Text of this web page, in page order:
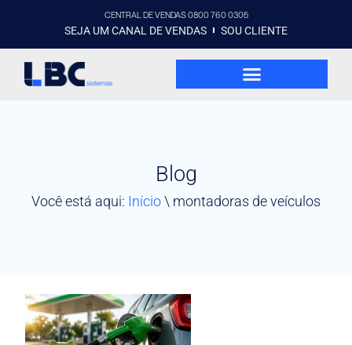
CENTRAL DE VENDAS 0800 760 0305
SEJA UM CANAL DE VENDAS SOU CLIENTE
Blog
Você está aqui: Início\ montadoras de veículos